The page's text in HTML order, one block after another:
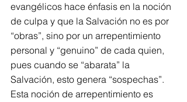
evangélicos hace énfasis en la noción
de culpa y que la Salvación no es por
“obras”, sino por un arrepentimiento
personal y “genuino” de cada quien,
pues cuando se “abarata” la
Salvación, esto genera “sospechas”.
Esta noción de arrepentimiento es